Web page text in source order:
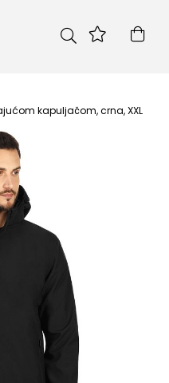
Skip
kapuljačom, crna, XXL